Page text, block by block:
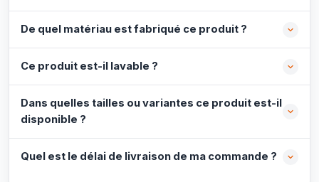
De quel matériau est fabriqué ce produit ?
Ce produit est-il lavable ?
Dans quelles tailles ou variantes ce produit est-il
disponible ?
Quel est le délai de livraison de ma commande ?